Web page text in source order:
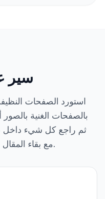
سير
استورد الصفحات
بالصفحات الغنية بالصور
NotebookLM مع بقاء المقال الأصلي ظاهرًا.